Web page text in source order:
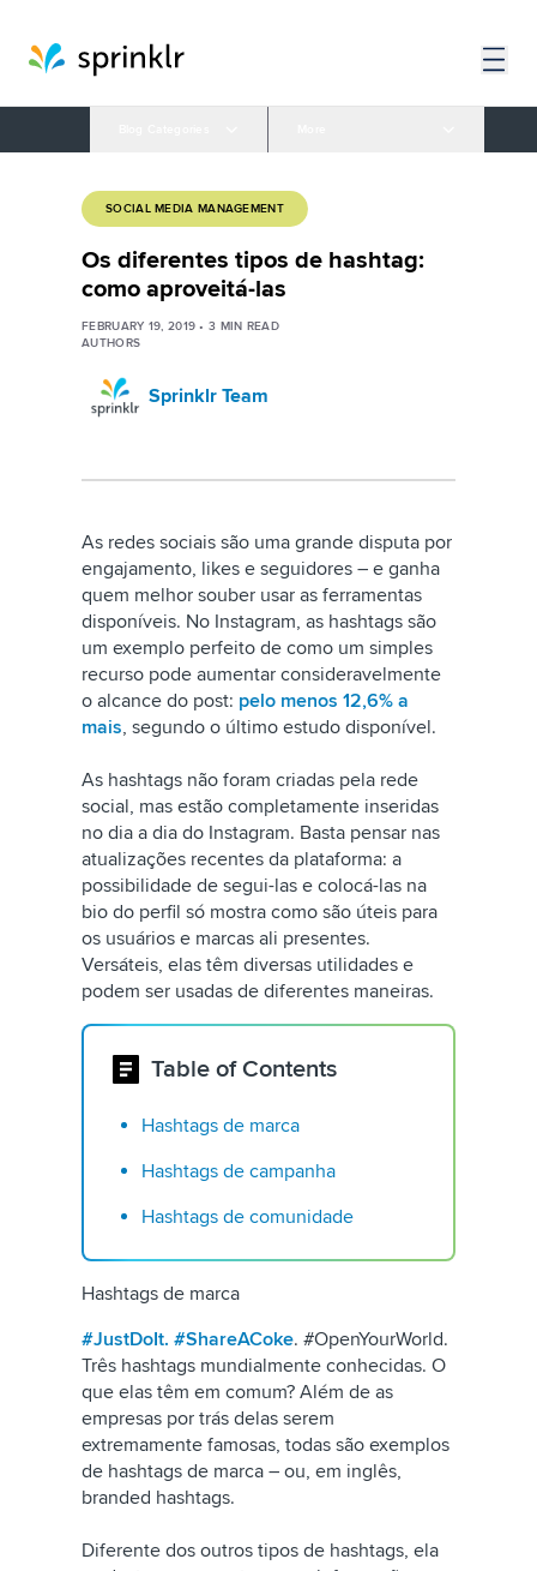
SOCIAL MEDIA MANAGEMENT
Os diferentes tipos de hashtag:
como aproveitá-las
FEBRUARY 19, 2019 •3 MIN READ
AUTHORS
Sprinklr Team
As redes sociais são uma grande disputa por
engajamento, likes e seguidores – e ganha
quem melhor souber usar as ferramentas
disponíveis. No Instagram, as hashtags são
um exemplo perfeito de como um simples
recurso pode aumentar consideravelmente
o alcance do post: pelo menos 12,6% a
mais, segundo o último estudo disponível.
As hashtags não foram criadas pela rede
social, mas estão completamente inseridas
no dia a dia do Instagram. Basta pensar nas
atualizações recentes da plataforma: a
possibilidade de segui-las e colocá-las na
bio do perfil só mostra como são úteis para
os usuários e marcas ali presentes.
Versáteis, elas têm diversas utilidades e
podem ser usadas de diferentes maneiras.
Table of Contents
Hashtags de marca
Hashtags de campanha
Hashtags de comunidade
Hashtags de marca
#JustDoIt. #ShareACoke. #OpenYourWorld.
Três hashtags mundialmente conhecidas. O
que elas têm em comum? Além de as
empresas por trás delas serem
extremamente famosas, todas são exemplos
de hashtags de marca – ou, em inglês,
branded hashtags.
Diferente dos outros tipos de hashtags, ela